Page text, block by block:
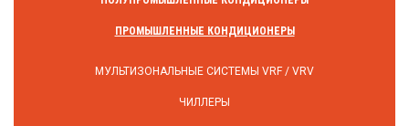
ПРОМЫШЛЕННЫЕ КОНДИЦИОНЕРЫ
МУЛЬТИЗОНАЛЬНЫЕ СИСТЕМЫ VRF / VRV
ЧИЛЛЕРЫ